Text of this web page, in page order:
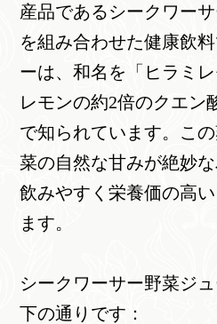
産品であるシークワー
を組み合わせた健康飲
ーは、和名を「ヒラミ
レモンの約2倍のクエン
で知られています。こ
菜の自然な甘みが絶妙
飲みやすく栄養価の高
ます。
シークワーサー野菜ジ
下の通りです：